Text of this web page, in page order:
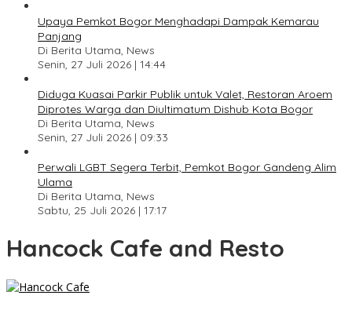
Upaya Pemkot Bogor Menghadapi Dampak Kemarau
Panjang
Di Berita Utama, News
Senin, 27 Juli 2026 | 14:44
Diduga Kuasai Parkir Publik untuk Valet, Restoran Aroem
Diprotes Warga dan Diultimatum Dishub Kota Bogor
Di Berita Utama, News
Senin, 27 Juli 2026 | 09:33
Perwali LGBT Segera Terbit, Pemkot Bogor Gandeng Alim
Ulama
Di Berita Utama, News
Sabtu, 25 Juli 2026 | 17:17
Hancock Cafe and Resto